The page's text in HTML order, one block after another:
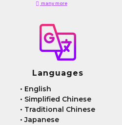
many more
Languages
• English
• Simplified Chinese
• Traditional Chinese
•Japanese